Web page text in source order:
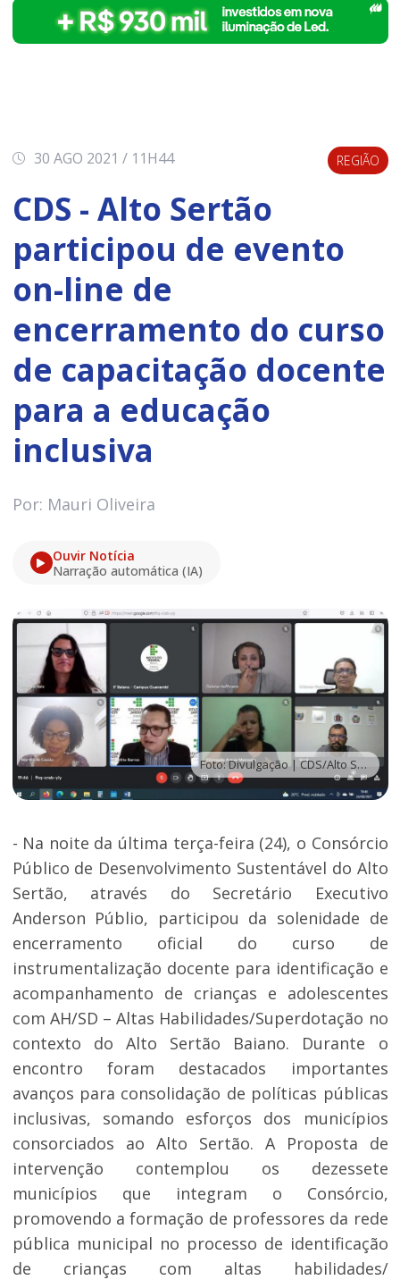
30 AGO 2021 / 11H44 REGIÃO
CDS - Alto Sertão
participou de evento
on-line de
encerramento do curso
de capacitação docente
para a educação
inclusiva
Por: Mauri Oliveira
Ouvir Notícia
Narração automática (IA)
Foto: Divulgação | CDS/Alto Sertão
- Na noite da última terça-feira (24), o Consórcio
Público de Desenvolvimento Sustentável do Alto
Sertão, através do Secretário Executivo
Anderson Públio, participou da solenidade de
encerramento oficial do curso de
instrumentalização docente para identificação e
acompanhamento de crianças e adolescentes
com AH/SD – Altas Habilidades/Superdotação no
contexto do Alto Sertão Baiano. Durante o
encontro foram destacados importantes
avanços para consolidação de políticas públicas
inclusivas, somando esforços dos municípios
consorciados ao Alto Sertão. A Proposta de
intervenção contemplou os dezessete
municípios que integram o Consórcio,
promovendo a formação de professores da rede
pública municipal no processo de identificação
de crianças com altas habilidades/